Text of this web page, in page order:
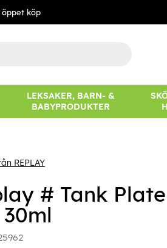
köp
LEKSAKER, BARN- &
BABYPRODUKTER
REPLAY
# Tank